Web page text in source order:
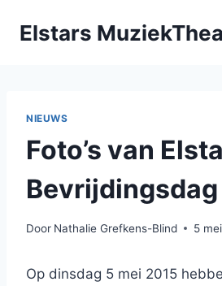
naarElstars
NIEUWS
Foto’s van
Bevrijdingsdag
Door Nathalie Grefkens-Blind 5
Op dinsdag 5 mei 2015